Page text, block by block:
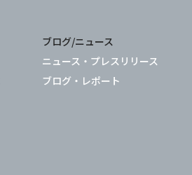
ブログ/ニュース
ニュース・プレスリリース
ブログ・レポート